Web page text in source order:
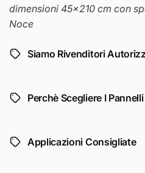
dimensioni 45x210 cm con
Noce
Siamo Rivenditori
Perchè Scegliere I
Applicazioni Consigliate